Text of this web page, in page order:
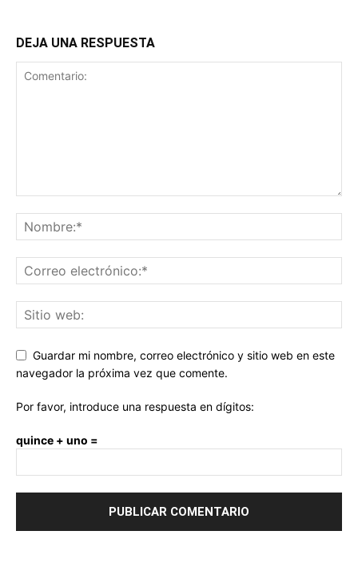
DEJA UNA RESPUESTA
Guardar mi nombre, correo electrónico y sitio web en este
navegador la próxima vez que comente.
Por favor, introduce una respuesta en dígitos:
quince + uno =